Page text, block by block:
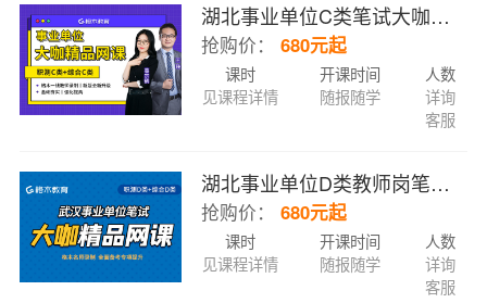
湖北事业单位C类笔试大咖精品网课（职测C类+综合C类）
抢购价：680元起
课时
见课程详情
开课时间
随报随学
人数
详询
客服
湖北事业单位D类教师岗笔试大咖精品网课（职测D类+综合D类）
抢购价：680元起
课时
见课程详情
开课时间
随报随学
人数
详询
客服